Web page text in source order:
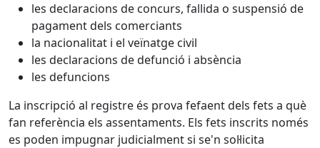
les declaracions de concurs, fallida o suspensió de
pagament dels comerciants
la nacionalitat i el veïnatge civil
les declaracions de defunció i absència
les defuncions
La inscripció al registre és prova fefaent dels fets a què
fan referència els assentaments. Els fets inscrits només
es poden impugnar judicialment si se'n sol·licita